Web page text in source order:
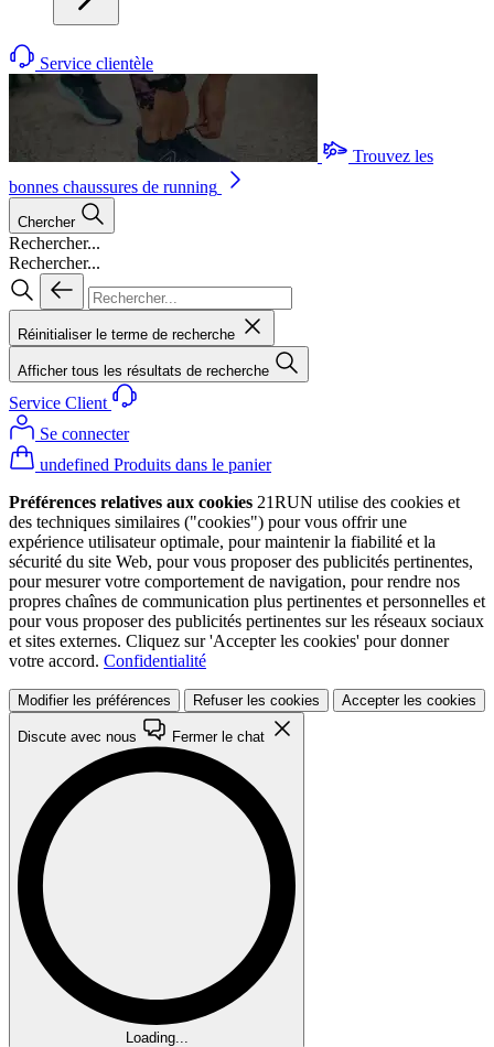
Service clientèle
Trouvez les
bonnes chaussures de running
Chercher
Rechercher...
Rechercher...
Réinitialiser le terme de recherche
Afficher tous les résultats de recherche
Service Client
Se connecter
undefined Produits dans le panier
Préférences relatives aux cookies 21RUN utilise des cookies et
des techniques similaires ("cookies") pour vous offrir une
expérience utilisateur optimale, pour maintenir la fiabilité et la
sécurité du site Web, pour vous proposer des publicités pertinentes,
pour mesurer votre comportement de navigation, pour rendre nos
propres chaînes de communication plus pertinentes et personnelles et
pour vous proposer des publicités pertinentes sur les réseaux sociaux
et sites externes. Cliquez sur 'Accepter les cookies' pour donner
votre accord. Confidentialité
Modifier les préférences Refuser les cookies Accepter les cookies
Discute avec nous Fermer le chat
Loading...